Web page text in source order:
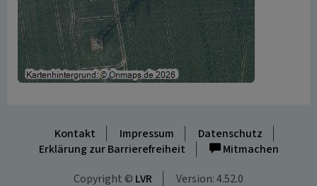
Kontakt Impressum
Datenschutz
Erklärung zur Barrierefreiheit
Mitmachen
Copyright © LVR Version: 4.52.0